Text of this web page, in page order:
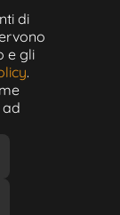
di
e gli
.
ad